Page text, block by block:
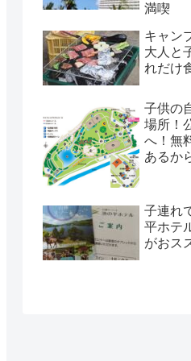
満喫
キャン
大人と
れだけ
子供の
場所！
へ！無
あるか
子連れ
平ホテ
がおス